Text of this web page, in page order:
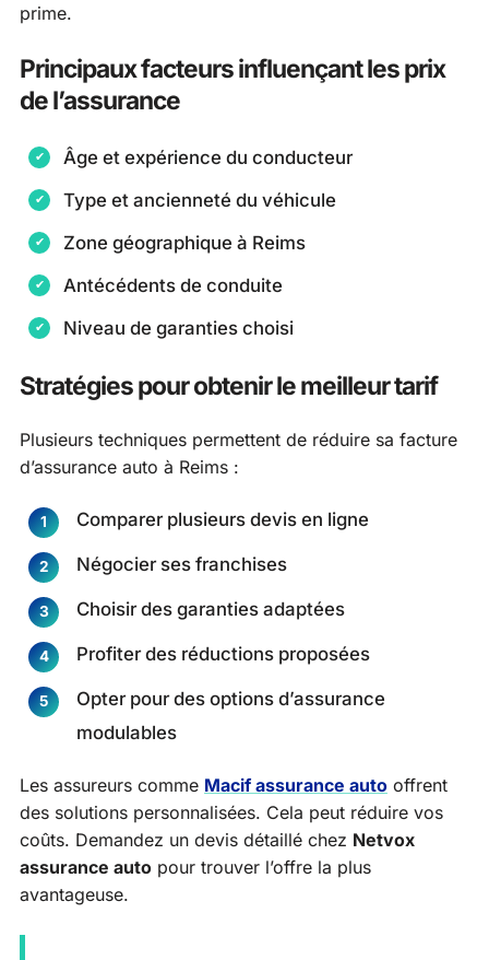
prime.
Principaux facteurs influençant les prix
de l’assurance
Âge et expérience du conducteur
Type et ancienneté du véhicule
Zone géographique à Reims
Antécédents de conduite
Niveau de garanties choisi
Stratégies pour obtenir le meilleur tarif
Plusieurs techniques permettent de réduire sa facture
d’assurance auto à Reims :
Comparer plusieurs devis en ligne
Négocier ses franchises
Choisir des garanties adaptées
Profiter des réductions proposées
Opter pour des options d’assurance
modulables
Les assureurs comme Macif assurance auto offrent
des solutions personnalisées. Cela peut réduire vos
coûts. Demandez un devis détaillé chez Netvox
assurance auto pour trouver l’offre la plus
avantageuse.